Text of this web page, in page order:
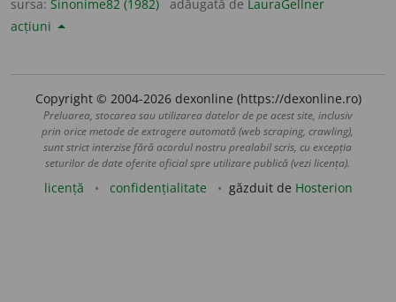
sursa: Sinonime82 (1982) adăugată de LauraGellner
acțiuni
Copyright © 2004-2026 dexonline (https://dexonline.ro)
Preluarea, stocarea sau utilizarea datelor de pe acest site, inclusiv
prin orice metode de extragere automată (web scraping, crawling),
sunt strict interzise fără acordul nostru prealabil scris, cu excepția
seturilor de date oferite oficial spre utilizare publică (vezi licența).
licență confidențialitate găzduit de Hosterion